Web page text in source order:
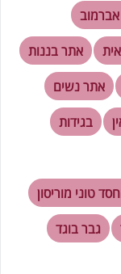
אתר בננות
אתר נשים
בגידות
טוני מוריסון
גבר בוגד